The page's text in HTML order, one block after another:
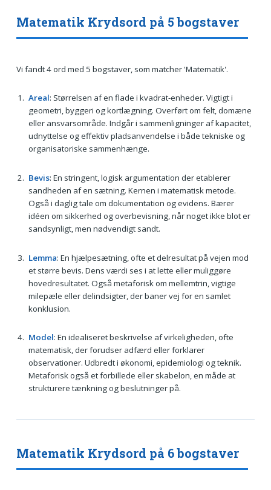
Matematik Krydsord på 5 bogstaver
Vi fandt 4 ord med 5 bogstaver, som matcher 'Matematik'.
Areal: Størrelsen af en flade i kvadrat-enheder. Vigtigt i
geometri, byggeri og kortlægning. Overført om felt, domæne
eller ansvarsområde. Indgår i sammenligninger af kapacitet,
udnyttelse og effektiv pladsanvendelse i både tekniske og
organisatoriske sammenhænge.
Bevis: En stringent, logisk argumentation der etablerer
sandheden af en sætning. Kernen i matematisk metode.
Også i daglig tale om dokumentation og evidens. Bærer
idéen om sikkerhed og overbevisning, når noget ikke blot er
sandsynligt, men nødvendigt sandt.
Lemma: En hjælpesætning, ofte et delresultat på vejen mod
et større bevis. Dens værdi ses i at lette eller muliggøre
hovedresultatet. Også metaforisk om mellemtrin, vigtige
milepæle eller delindsigter, der baner vej for en samlet
konklusion.
Model: En idealiseret beskrivelse af virkeligheden, ofte
matematisk, der forudser adfærd eller forklarer
observationer. Udbredt i økonomi, epidemiologi og teknik.
Metaforisk også et forbillede eller skabelon, en måde at
strukturere tænkning og beslutninger på.
Matematik Krydsord på 6 bogstaver